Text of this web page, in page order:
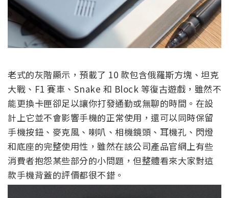
老式的灰階顯示，預載了 10 款包含俄羅斯方塊、坦克
大戰、F1 賽車、Snake 和 Block 等復古遊戲，雖然不
能更換卡匣卻足以讓你打發通勤或無聊的時間。在設
計上它並不會影響手機的正常使用，還可以同時保留
手機按鈕、麥克風、喇叭、相機鏡頭、耳機孔、閃燈
和底座的完整使用性，雖然在該公司產品官網上有些
消費者抱怨某些部分的小問題，但整體看來大家對這
款手機背蓋的評價都很不錯。